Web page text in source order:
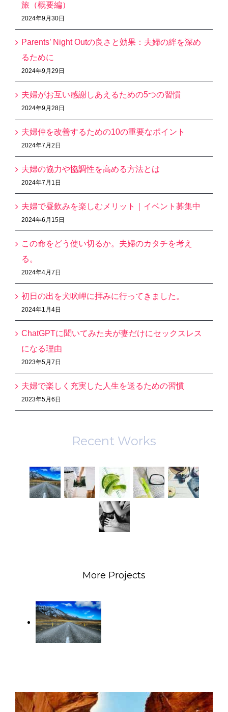
旅（概要編）
2024年9月30日
Parents’ Night Outの良さと効果：夫婦の絆を深め
るために
2024年9月29日
夫婦がお互い感謝しあえるための5つの習慣
2024年9月28日
夫婦仲を改善するための10の重要なポイント
2024年7月2日
夫婦の協力や協調性を高める方法とは
2024年7月1日
夫婦で昼飲みを楽しむメリット｜イベント募集中
2024年6月15日
この命をどう使い切るか。夫婦のカタチを考え
る。
2024年4月7日
初日の出を犬吠岬に拝みに行ってきました。
2024年1月4日
ChatGPTに聞いてみた夫が妻だけにセックスレス
になる理由
2023年5月7日
夫婦で楽しく充実した人生を送るための習慣
2023年5月6日
Recent Works
More Projects
Self
enlightenment
Charging